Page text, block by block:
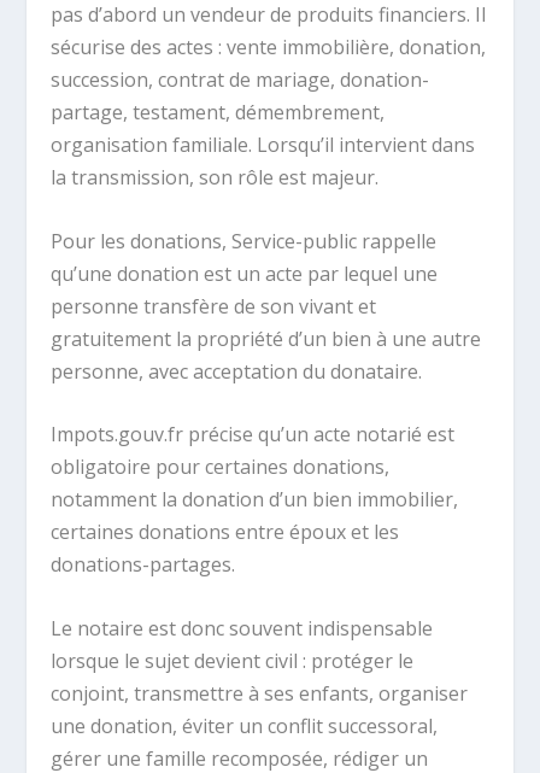
pas d’abord un vendeur de produits financiers. Il
sécurise des actes : vente immobilière, donation,
succession, contrat de mariage, donation-
partage, testament, démembrement,
organisation familiale. Lorsqu’il intervient dans
la transmission, son rôle est majeur.
Pour les donations, Service-public rappelle
qu’une donation est un acte par lequel une
personne transfère de son vivant et
gratuitement la propriété d’un bien à une autre
personne, avec acceptation du donataire.
Impots.gouv.fr précise qu’un acte notarié est
obligatoire pour certaines donations,
notamment la donation d’un bien immobilier,
certaines donations entre époux et les
donations-partages.
Le notaire est donc souvent indispensable
lorsque le sujet devient civil : protéger le
conjoint, transmettre à ses enfants, organiser
une donation, éviter un conflit successoral,
gérer une famille recomposée, rédiger un